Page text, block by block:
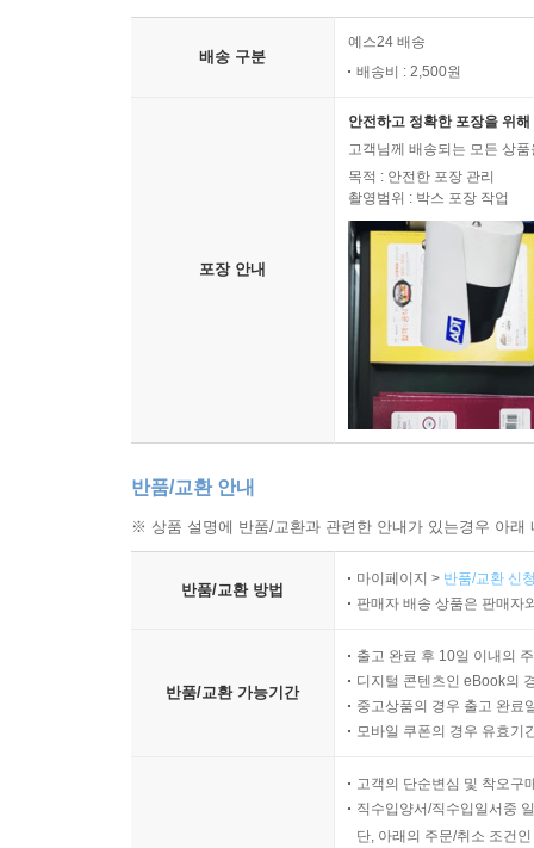
배송 구분
예스24 배송
배송비 : 2,500원
포장 안내
안전하고 정확한 포장을 위
고객님께 배송되는 모든 상
목적 : 안전한 포장 관리
촬영범위 : 박스 포장 작업
반품/교환 안내
※ 상품 설명에 반품/교환과 관련한 안내가 있는경우 아
반품/교환 방법
마이페이지 > 반품/교환 신
판매자 배송 상품은 판매자
반품/교환 가능기간
출고 완료 후 10일 이내의
디지털 콘텐츠인 eBook의
중고상품의 경우 출고 완료
모바일 쿠폰의 경우 유효기
고객의 단순변심 및 착오구
직수입양서/직수입일서중
단, 아래의 주문/취소 조건